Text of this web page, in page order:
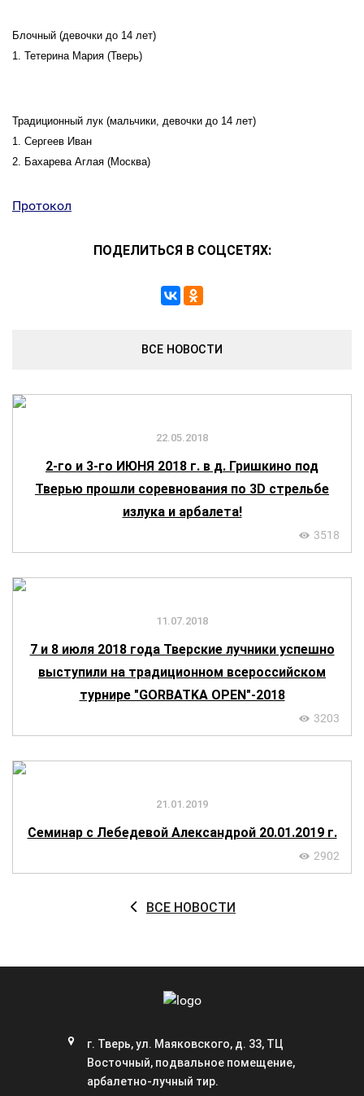
Блочный (девочки до 14 лет)
1. Тетерина Мария (Тверь)
Традиционный лук (мальчики, девочки до 14 лет)
1. Сергеев Иван
2. Бахарева Аглая (Москва)
Протокол
ПОДЕЛИТЬСЯ В СОЦСЕТЯХ:
ВСЕ НОВОСТИ
22.05.2018
2-го и 3-го ИЮНЯ 2018 г. в д. Гришкино под
Тверью прошли соревнования по 3D стрельбе
излука и арбалета!
3518
11.07.2018
7 и 8 июля 2018 года Тверские лучники успешно
выступили на традиционном всероссийском
турнире "GORBATKA OPEN"-2018
3203
21.01.2019
Семинар с Лебедевой Александрой 20.01.2019 г.
2902
ВСЕ НОВОСТИ
г. Тверь, ул. Маяковского, д. 33, ТЦ
Восточный, подвальное помещение,
арбалетно-лучный тир.